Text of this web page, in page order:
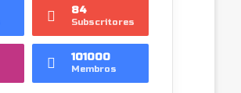
84
Subscritores
101000
Membros